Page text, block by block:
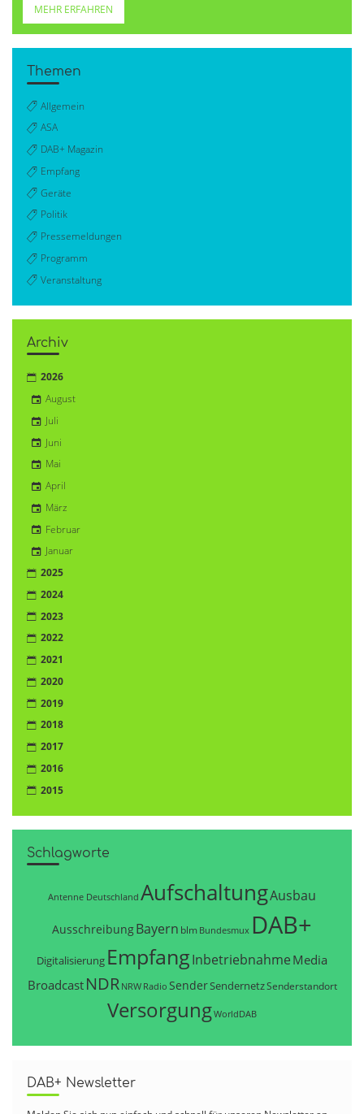
MEHR ERFAHREN
Themen
Allgemein
ASA
DAB+ Magazin
Empfang
Geräte
Politik
Pressemeldungen
Programm
Veranstaltung
Archiv
2026
August
Juli
Juni
Mai
April
März
Februar
Januar
2025
2024
2023
2022
2021
2020
2019
2018
2017
2016
2015
Schlagworte
Antenne Deutschland AufschaltungAusbau
AusschreibungBayern blm Bundesmux DAB+
Digitalisierung EmpfangInbetriebnahme Media
Broadcast NDR NRW Radio SenderSendernetzSenderstandort
VersorgungWorldDAB
DAB+ Newsletter